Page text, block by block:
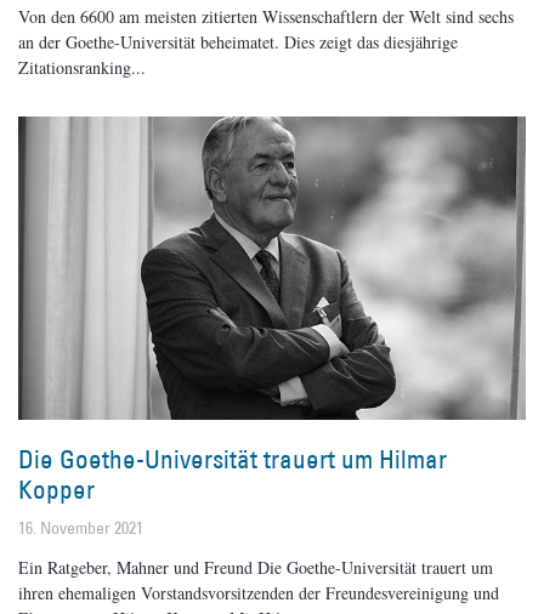
Von den 6600 am meisten zitierten Wissenschaftlern der Welt sind sechs
an der Goethe-Universität beheimatet. Dies zeigt das diesjährige
Zitationsranking
Die Goethe-Universität trauert um Hilmar
Kopper
16. November 2021
Ein Ratgeber, Mahner und Freund Die Goethe-Universität trauert um
ihren ehemaligen Vorstandsvorsitzenden der Freundesvereinigung und